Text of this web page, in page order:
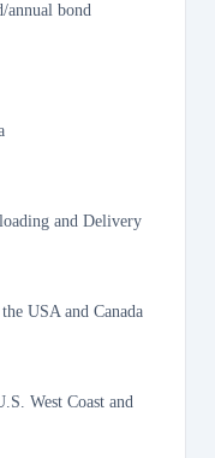
annual bond
and Delivery
USA and Canada
West Coast and